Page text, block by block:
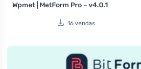
Wpmet | MetForm Pro – v4.0.1
16 vendas